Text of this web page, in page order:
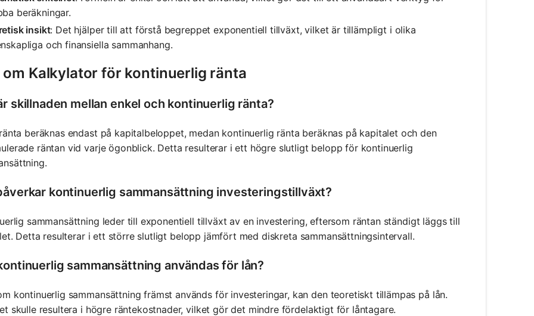
beräkningar.
insikt: Det hjälper till att förstå begreppet exponentiell tillväxt, vilket är tillämpligt i olika
och finansiella sammanhang.
om Kalkylator för kontinuerlig ränta
skillnaden mellan enkel och kontinuerlig ränta?
beräknas endast på kapitalbeloppet, medan kontinuerlig ränta beräknas på kapitalet och den
räntan vid varje ögonblick. Detta resulterar i ett högre slutligt belopp för kontinuerlig
kontinuerlig sammansättning investeringstillväxt?
sammansättning leder till exponentiell tillväxt av en investering, eftersom räntan ständigt läggs till
Detta resulterar i ett större slutligt belopp jämfört med diskreta sammansättningsintervall.
sammansättning användas för lån?
kontinuerlig sammansättning främst används för investeringar, kan den teoretiskt tillämpas på lån.
skulle resultera i högre räntekostnader, vilket gör det mindre fördelaktigt för låntagare.